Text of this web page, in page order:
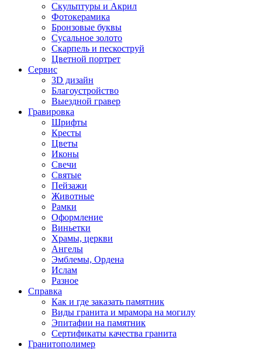
Скульптуры и Акрил
Фотокерамика
Бронзовые буквы
Сусальное золото
Скарпель и пескоструй
Цветной портрет
Сервис
3D дизайн
Благоустройство
Выездной гравер
Гравировка
Шрифты
Кресты
Цветы
Иконы
Свечи
Святые
Пейзажи
Животные
Рамки
Оформление
Виньетки
Храмы, церкви
Ангелы
Эмблемы, Ордена
Ислам
Разное
Справка
Как и где заказать памятник
Виды гранита и мрамора на могилу
Эпитафии на памятник
Сертификаты качества гранита
Гранитополимер